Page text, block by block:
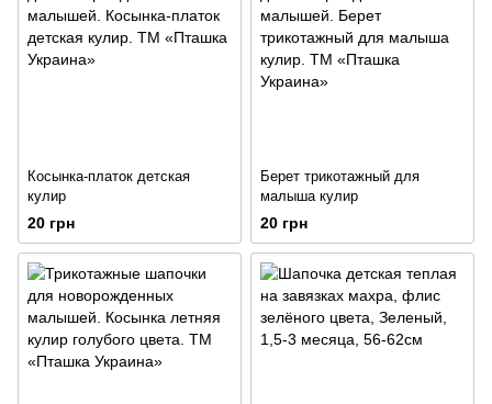
Косынка-платок детская
кулир
20 грн
Берет трикотажный для
малыша кулир
20 грн